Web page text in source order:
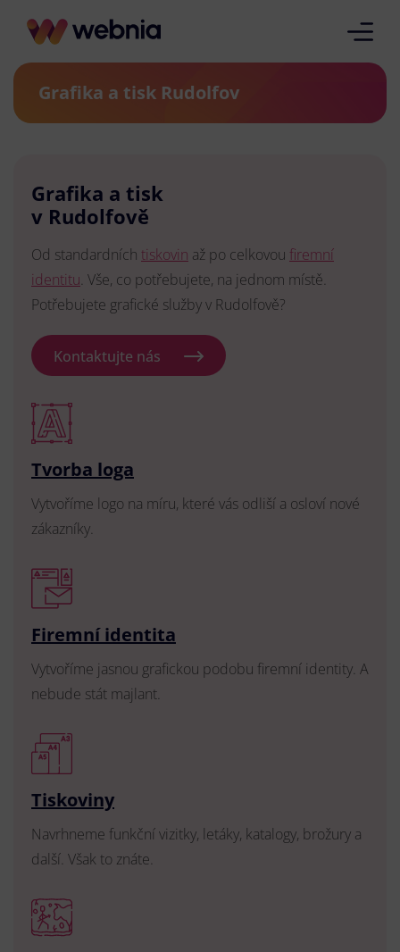
Grafika a tisk Rudolfov
Grafika a tisk
v Rudolfově
Od standardních tiskovin až po celkovou firemní
identitu. Vše, co potřebujete, na jednom místě.
Potřebujete grafické služby v Rudolfově?
Kontaktujte nás
Tvorba loga
Vytvoříme logo na míru, které vás odliší a osloví nové
zákazníky.
Firemní identita
Vytvoříme jasnou grafickou podobu firemní identity. A
nebude stát majlant.
Tiskoviny
Navrhneme funkční vizitky, letáky, katalogy, brožury a
další. Však to znáte.